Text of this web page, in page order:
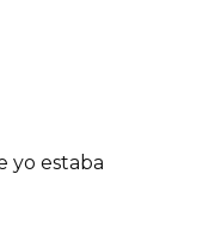
yo estaba